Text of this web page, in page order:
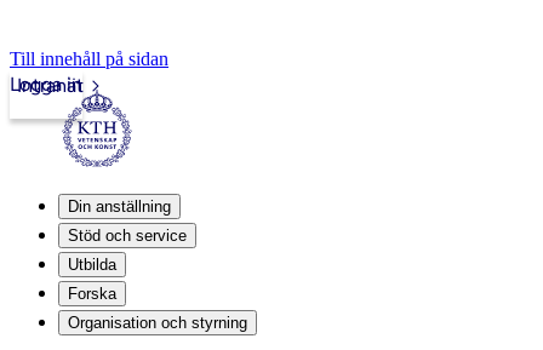
Till innehåll på sidan
Intranät
Logga in
Din anställning
Stöd och service
Utbilda
Forska
Organisation och styrning